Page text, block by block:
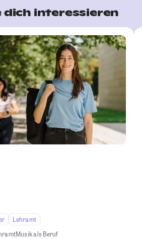
dich interessieren
Lehramt
Musik als Beruf